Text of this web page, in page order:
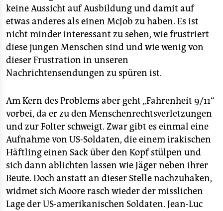
keine Aussicht auf Ausbildung und damit auf
etwas anderes als einen McJob zu haben. Es ist
nicht minder interessant zu sehen, wie frustriert
diese jungen Menschen sind und wie wenig von
dieser Frustration in unseren
Nachrichtensendungen zu spüren ist.
Am Kern des Problems aber geht „Fahrenheit 9/11“
vorbei, da er zu den Menschenrechtsverletzungen
und zur Folter schweigt. Zwar gibt es einmal eine
Aufnahme von US-Soldaten, die einem irakischen
Häftling einen Sack über den Kopf stülpen und
sich dann ablichten lassen wie Jäger neben ihrer
Beute. Doch anstatt an dieser Stelle nachzuhaken,
widmet sich Moore rasch wieder der misslichen
Lage der US-amerikanischen Soldaten. Jean-Luc